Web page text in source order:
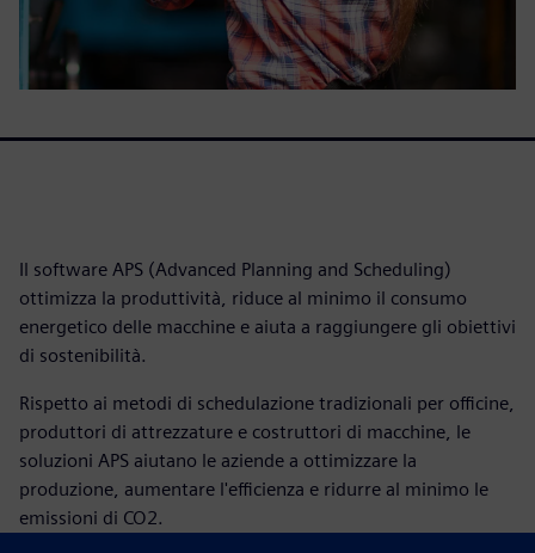
Il software APS (Advanced Planning and Scheduling)
ottimizza la produttività, riduce al minimo il consumo
energetico delle macchine e aiuta a raggiungere gli obiettivi
di sostenibilità.
Rispetto ai metodi di schedulazione tradizionali per officine,
produttori di attrezzature e costruttori di macchine, le
soluzioni APS aiutano le aziende a ottimizzare la
produzione, aumentare l'efficienza e ridurre al minimo le
emissioni di CO2.